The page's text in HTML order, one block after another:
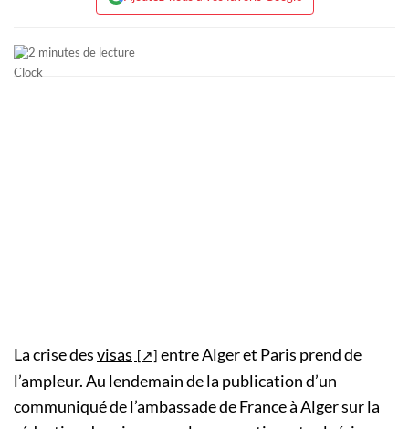
2 minutes de lecture
La crise desvisas
entre Alger et Paris prend de
l’ampleur. Au lendemain de la publication d’un
communiqué de l’ambassade de France à Alger sur la